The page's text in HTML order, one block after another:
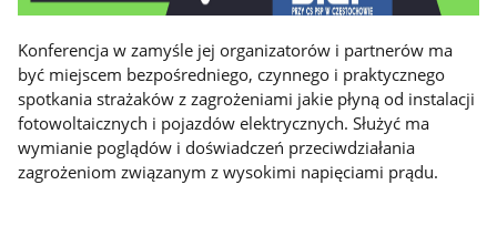
Konferencja w zamyśle jej organizatorów i partnerów ma
być miejscem bezpośredniego, czynnego i praktycznego
spotkania strażaków z zagrożeniami jakie płyną od instalacji
fotowoltaicznych i pojazdów elektrycznych. Służyć ma
wymianie poglądów i doświadczeń przeciwdziałania
zagrożeniom związanym z wysokimi napięciami prądu.